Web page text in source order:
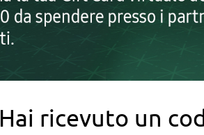
Hai ricevuto un